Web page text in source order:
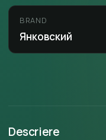
BRAND
Янковский
Descriere